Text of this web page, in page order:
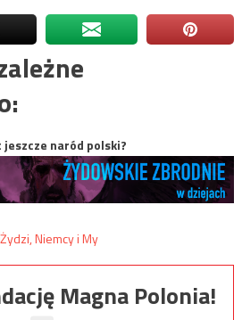
jeszcze naród polski?
Magna Polonia!